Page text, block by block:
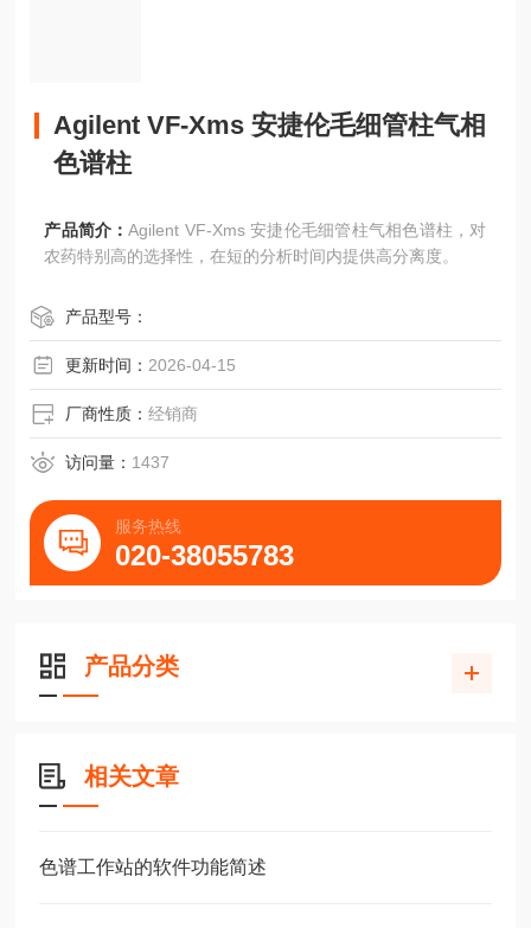
Agilent VF-Xms 安捷伦毛细管柱气相
色谱柱
产品简介：Agilent VF-Xms 安捷伦毛细管柱气相色谱柱，对
农药特别高的选择性，在短的分析时间内提供高分离度。
产品型号：
更新时间： 2026-04-15
厂商性质：经销商
访问量： 1437
服务热线
020-38055783
产品分类
相关文章
色谱工作站的软件功能简述